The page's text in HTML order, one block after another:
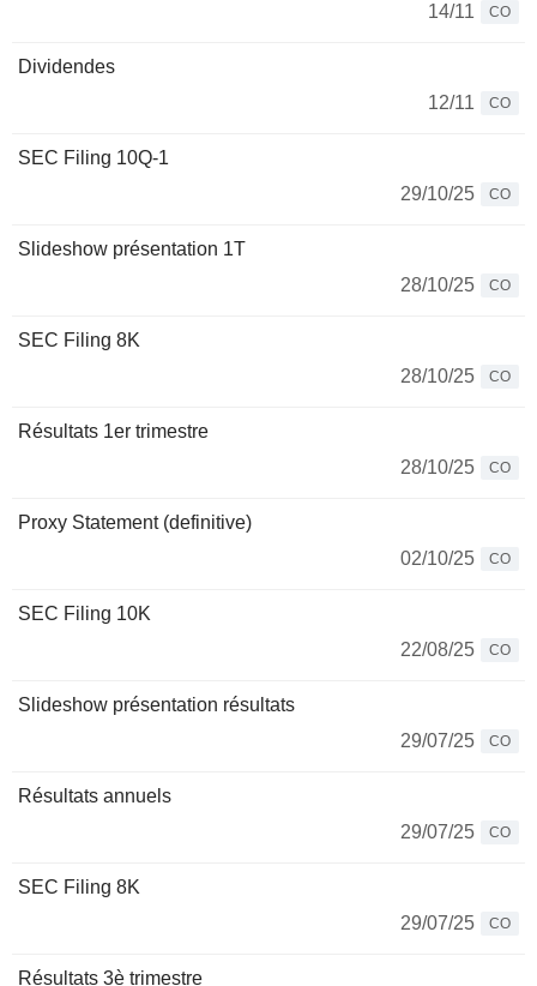
14/11
CO
Dividendes
12/11
CO
SEC Filing 10Q-1
29/10/25
CO
Slideshow présentation 1T
28/10/25
CO
SEC Filing 8K
28/10/25
CO
Résultats 1er trimestre
28/10/25
CO
Proxy Statement (definitive)
02/10/25
CO
SEC Filing 10K
22/08/25
CO
Slideshow présentation résultats
29/07/25
CO
Résultats annuels
29/07/25
CO
SEC Filing 8K
29/07/25
CO
Résultats 3è trimestre